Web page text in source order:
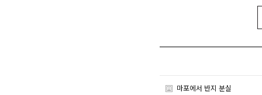
마포에서 반지 분실